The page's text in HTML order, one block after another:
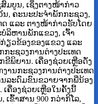
ມບູນ, ເຊິ່ງຕາງໜ້າກ່າວ
, ຄະນະປະຈໍາພັກກະຊວງ,
ແລະ ຕາງໜ້າກ່າວຮັບໂດຍ
ລິຫານພັກແຂວງ, ເຈົ້າ
ຽວຂ້ອງຂອງແຂວງ ແລະ
ະຊວງການຕ່າງປະເທດ
ຂີພິຍານ. ເຄື່ອງຊ່ວຍເຫຼືອດັ່ງ
ານກະຊວງການຕ່າງປະເທດ
ນລະດົມຂົນຂວາຍຈາກພີ່ນ້ອງ
ເຄື່ອງຊ່ວຍເຫຼືອໃນຄັ້ງນີ້
ເຂົ້າສານ 900 ກວ່າກິໂລ,